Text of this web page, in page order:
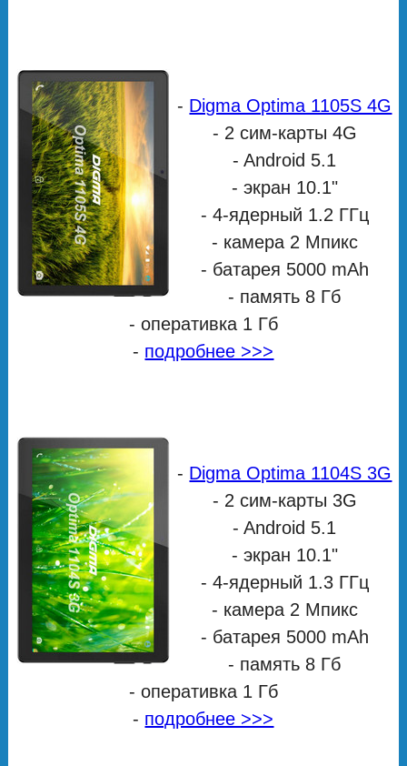
- Digma Optima 1105S 4G
- 2 сим-карты 4G
- Android 5.1
- экран 10.1"
- 4-ядерный 1.2 ГГц
- камера 2 Мпикс
- батарея 5000 mAh
- память 8 Гб
- оперативка 1 Гб
- подробнее >>>
- Digma Optima 1104S 3G
- 2 сим-карты 3G
- Android 5.1
- экран 10.1"
- 4-ядерный 1.3 ГГц
- камера 2 Мпикс
- батарея 5000 mAh
- память 8 Гб
- оперативка 1 Гб
- подробнее >>>